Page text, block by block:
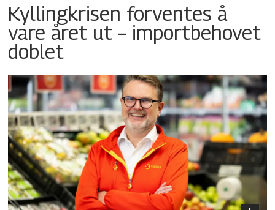
Kyllingkrisen forventes å
vare året ut – importbehovet
doblet